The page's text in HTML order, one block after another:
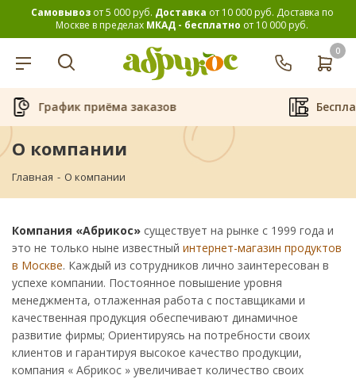
Самовывозот 5 000 руб. Доставка от 10 000 руб. Доставка по
Москве в пределах МКАД - бесплатно от 10 000 руб.
0
График приёма заказов
О компании
Главная - О компании
Компания «Абрикос» существует на рынке с 1999 года и
это не только ныне известный интернет-магазин продуктов
в Москве. Каждый из сотрудников лично заинтересован в
успехе компании. Постоянное повышение уровня
менеджмента, отлаженная работа с поставщиками и
качественная продукция обеспечивают динамичное
развитие фирмы; Ориентируясь на потребности своих
клиентов и гарантируя высокое качество продукции,
компания « Абрикос » увеличивает количество своих